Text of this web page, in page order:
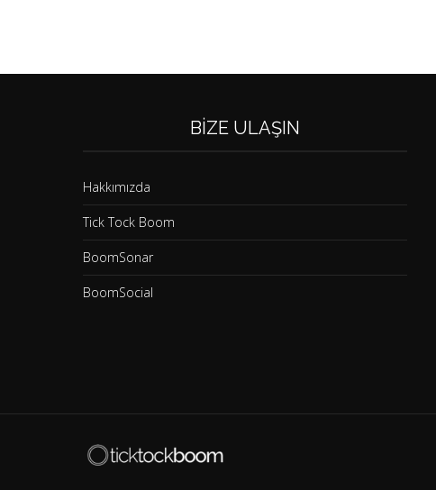
BIZE ULAŞIN
Hakkımızda
Tick Tock Boom
BoomSonar
BoomSocial